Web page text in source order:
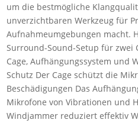
um die bestmögliche
unverzichtbaren Werkzeug für
Aufnahmeumgebungen macht.
Surround-Sound-Setup für zwei
Cage, Aufhängungssystem und
Schutz Der Cage schützt die
Beschädigungen Das
Mikrofone von Vibrationen und
Windjammer reduziert effektiv